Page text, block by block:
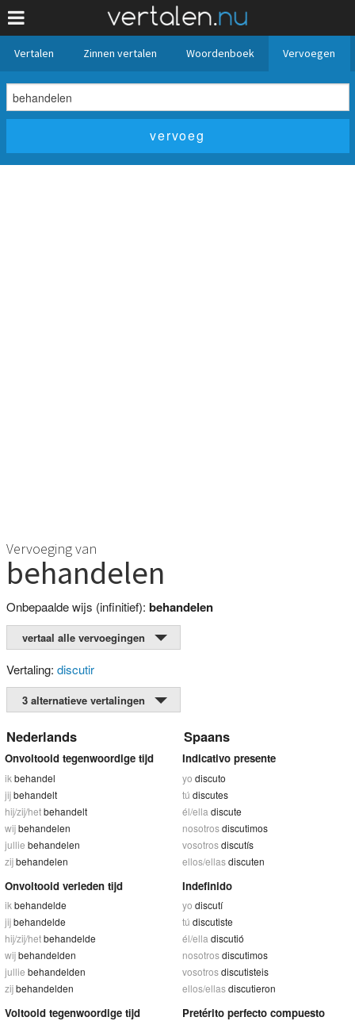
Vertalen Zinnen vertalen Woordenboek Vervoegen
Vervoeging van
behandelen
Onbepaalde wijs (infinitief): behandelen
vertaal alle vervoegingen
Vertaling: discutir
3 alternatieve vertalingen
Nederlands Spaans
Onvoltooid tegenwoordige tijd
ik behandel
jijbehandelt
hij/zij/hetbehandelt
wijbehandelen
jullie behandelen
zijbehandelen
Indicativo presente
yo discuto
tú discutes
él/ella discute
nosotrosdiscutimos
vosotrosdiscutís
ellos/ellasdiscuten
Onvoltooid verleden tijd
ik behandelde
jijbehandelde
hij/zij/hetbehandelde
wijbehandelden
jullie behandelden
zijbehandelden
Indefinido
yo discutí
tú discutiste
él/ella discutió
nosotrosdiscutimos
vosotrosdiscutisteis
ellos/ellasdiscutieron
Voltooid tegenwoordige tijd Pretérito perfecto compuesto